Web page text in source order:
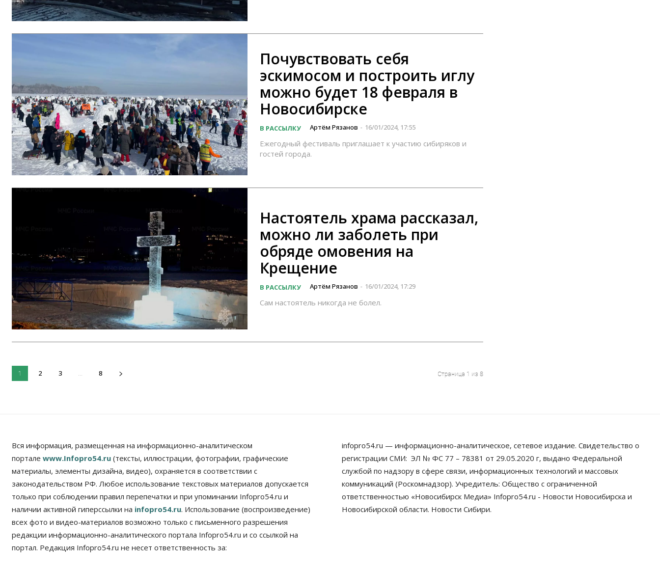
Почувствовать себя
эскимосом и построить иглу
можно будет 18 февраля в
Новосибирске
В РАССЫЛКУ Артём Рязанов - 16/01/2024, 17:55
Ежегодный фестиваль приглашает к участию сибиряков и
гостей города.
Настоятель храма рассказал,
можно ли заболеть при
обряде омовения на
Крещение
В РАССЫЛКУ Артём Рязанов - 16/01/2024, 17:29
Сам настоятель никогда не болел.
1 2 3 ... 8 Страница 1 из 8
Вся информация, размещенная на информационно-аналитическом
портале www.Infopro54.ru (тексты, иллюстрации, фотографии, графические
материалы, элементы дизайна, видео), охраняется в соответствии с
законодательством РФ. Любое использование текстовых материалов допускается
только при соблюдении правил перепечатки и при упоминании Infopro54.ru и
наличии активной гиперссылки на infopro54.ru. Использование (воспроизведение)
всех фото и видео-материалов возможно только с письменного разрешения
редакции информационно-аналитического портала Infopro54.ru и со ссылкой на
портал. Редакция Infopro54.ru не несет ответственность за:
infopro54.ru — информационно-аналитическое, сетевое издание. Свидетельство о
регистрации СМИ: ЭЛ № ФС 77 – 78381 от 29.05.2020 г, выдано Федеральной
службой по надзору в сфере связи, информационных технологий и массовых
коммуникаций (Роскомнадзор). Учредитель: Общество с ограниченной
ответственностью «Новосибирск Медиа» Infopro54.ru - Новости Новосибирска и
Новосибирской области. Новости Сибири.